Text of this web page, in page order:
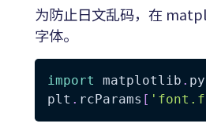
为防止日文乱码，在
字体。
import matplotlib .
plt . rcParams [